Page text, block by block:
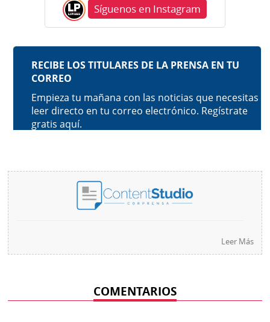
Síguenos en Instagram
Leer Más
COMENTARIOS